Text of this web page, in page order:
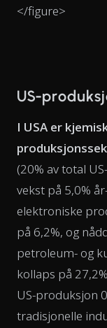
</figure>
US-
I USA er
(20% av total
vekst på 5,0%
elektroniske
på 6,2%, og
petroleum- og
kollaps på
US-produksjon
tradisjonelle